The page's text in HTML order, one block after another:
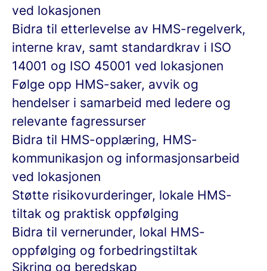
ved lokasjonen
Bidra til etterlevelse av HMS-regelverk,
interne krav, samt standardkrav i ISO
14001 og ISO 45001 ved lokasjonen
Følge opp HMS-saker, avvik og
hendelser i samarbeid med ledere og
relevante fagressurser
Bidra til HMS-opplæring, HMS-
kommunikasjon og informasjonsarbeid
ved lokasjonen
Støtte risikovurderinger, lokale HMS-
tiltak og praktisk oppfølging
Bidra til vernerunder, lokal HMS-
oppfølging og forbedringstiltak
Sikring og beredskap